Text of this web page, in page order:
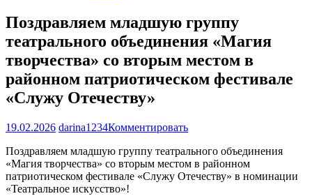
Поздравляем младшую группу
театрального объединения «Магия
творчества» со вторым местом в
районном патриотическом фестивале
«Служу Отечеству»
19.02.2026 darina1234Комментировать
Поздравляем младшую группу театрального объединения
«Магия творчества» со вторым местом в районном
патриотическом фестивале «Служу Отечеству» в номинации
«Театральное искусство»!